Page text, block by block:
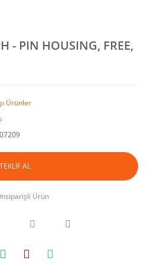
- PIN HOUSING, FREE,
Ürünler
TEKLİF AL
Ürün